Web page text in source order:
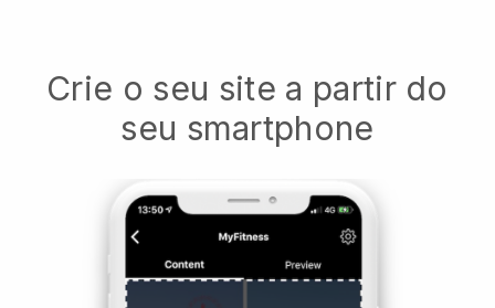
Crie o seu site a partir do
seu smartphone